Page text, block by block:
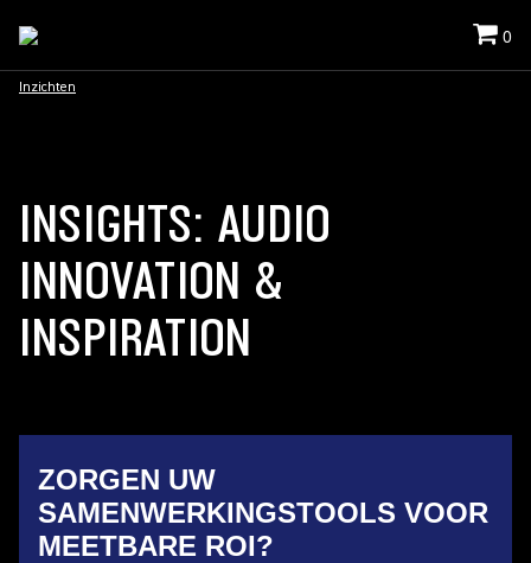
0
Inzichten
INSIGHTS: AUDIO
INNOVATION &
INSPIRATION
ZORGEN UW
SAMENWERKINGSTOOLS VOOR
MEETBARE ROI?